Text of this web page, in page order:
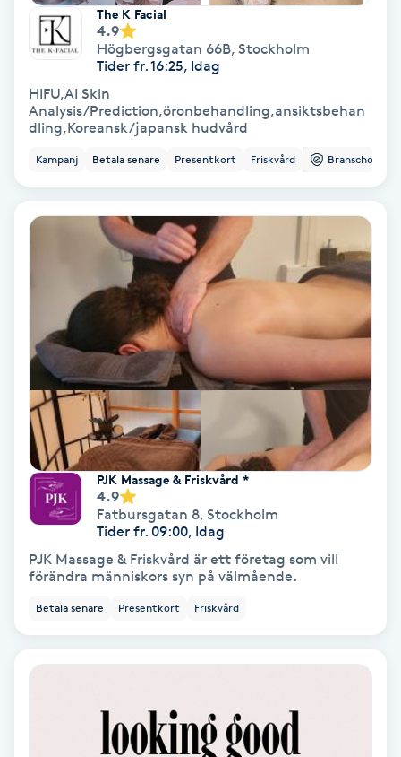
Fotsvamp
Fransar
Fransfärgning
Fransförlängning Megavolym
Fransförlängning Volym
Fransk manikyr
Fransrengöring
Frekvensterapi
Friskvård
Friskvårdsmassage
Funktionsanalys
The K Facial
4.9
Högbergsgatan 66B, Stockholm
Tider fr. 16:25, Idag
HIFU,AI Skin
Analysis/Prediction,öronbehandling,ansiktsbehan
dling,Koreansk/japansk hudvård
Kampanj Betala senare Presentkort Friskvård Branschorg.
PJK Massage & Friskvård *
4.9
Fatbursgatan 8, Stockholm
Tider fr. 09:00, Idag
PJK Massage & Friskvård är ett företag som vill
förändra människors syn på välmående.
Betala senare Presentkort Friskvård